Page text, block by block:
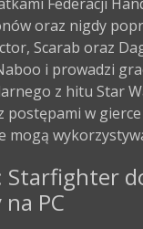
oraz nigdy
Scarab oraz
i prowadzi
z hitu Star
postępami w
mogą
Starfighter
PC